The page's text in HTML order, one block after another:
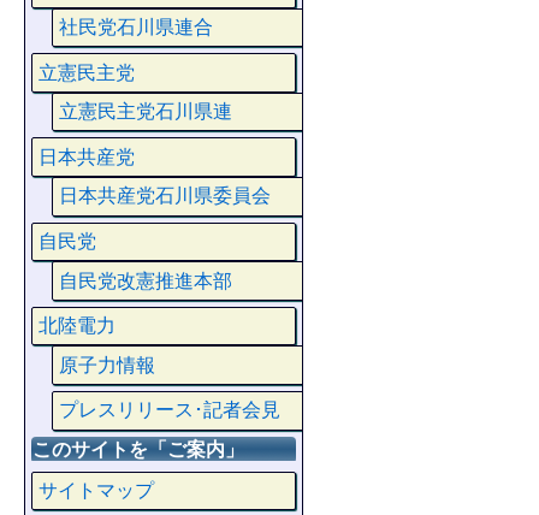
社民党石川県連合
立憲民主党
立憲民主党石川県連
日本共産党
日本共産党石川県委員会
自民党
自民党改憲推進本部
北陸電力
原子力情報
プレスリリース･記者会見
このサイトを「ご案内」
サイトマップ